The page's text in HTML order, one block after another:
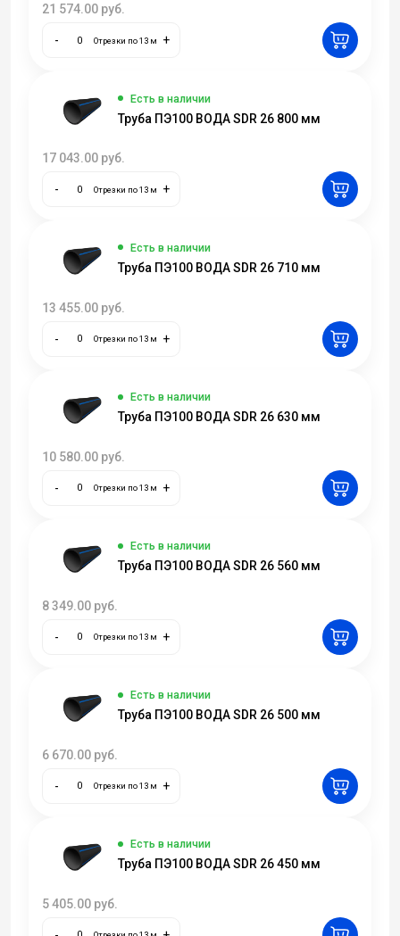
21 574.00 руб.
- Отрезки по 13 м +
Есть в наличии
Труба ПЭ100 ВОДА SDR 26 800 мм
17 043.00 руб.
- Отрезки по 13 м +
Есть в наличии
Труба ПЭ100 ВОДА SDR 26 710 мм
13 455.00 руб.
- Отрезки по 13 м +
Есть в наличии
Труба ПЭ100 ВОДА SDR 26 630 мм
10 580.00 руб.
- Отрезки по 13 м +
Есть в наличии
Труба ПЭ100 ВОДА SDR 26 560 мм
8 349.00 руб.
- Отрезки по 13 м +
Есть в наличии
Труба ПЭ100 ВОДА SDR 26 500 мм
6 670.00 руб.
- Отрезки по 13 м +
Есть в наличии
Труба ПЭ100 ВОДА SDR 26 450 мм
5 405.00 руб.